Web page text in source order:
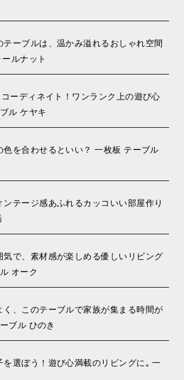
ーブルは、温かみ溢れるおしゃれ空間
ルナット
ーディネイト！ワンランク上の遊び心
ル ケヤキ
を合わせるといい？ 一枚板 テーブル
テージ感あふれるカッコいい部屋作り
で、素材感が楽しめる優しいリビング
オーク
く、このテーブルで家族が集まる時間が
ブル ひのき
選ぼう！遊び心満載のリビングに｡ 一